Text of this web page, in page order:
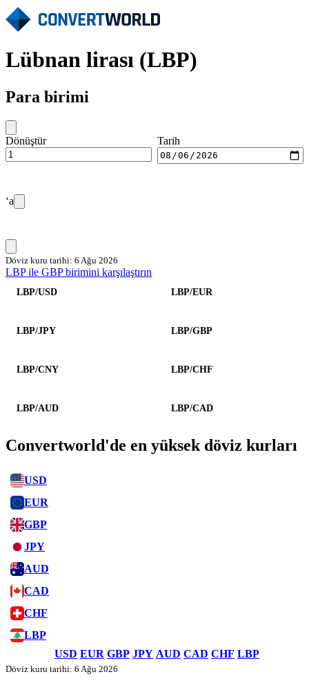
Lübnan lirası (LBP)
Para birimi
Dönüştür Tarih
‘a
Döviz kuru tarihi: 6 Ağu 2026
LBP ile GBP birimini karşılaştırın
LBP/USD LBP/EUR
LBP/JPY LBP/GBP
LBP/CNY LBP/CHF
LBP/AUD LBP/CAD
Convertworld'de en yüksek döviz kurları
USD
EUR
GBP
JPY
AUD
CAD
CHF
LBP
USD EUR GBP JPY AUD CAD CHF LBP
Döviz kuru tarihi: 6 Ağu 2026